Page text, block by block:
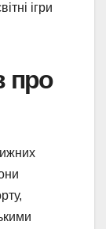
ігри
про